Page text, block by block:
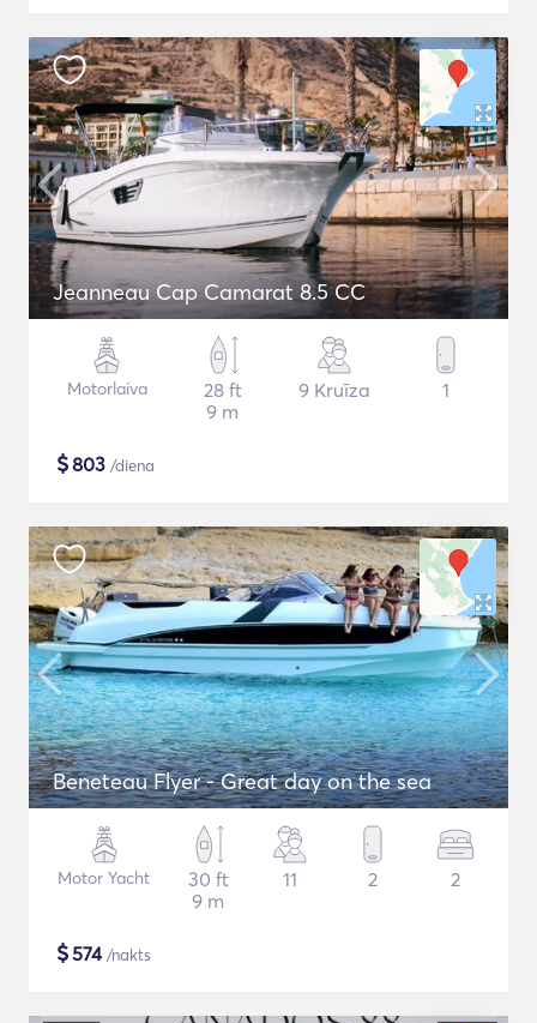
Jeanneau Cap Camarat 8.5 CC
Motorlaiva
28 ft
9 m
9 Kruīza 1
$803 /diena
Beneteau Flyer - Great day on the sea
Motor Yacht
30 ft
9 m
11 2 2
$574/nakts